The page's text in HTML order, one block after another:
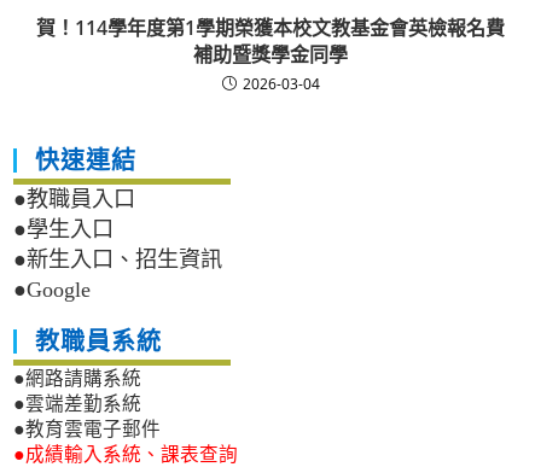
賀！114學年度第1學期榮獲本校文教基金會英檢報名費
補助暨獎學金同學
2026-03-04
快速連結
●教職員入口
●學生入口
●新生入口、招生資訊
●Google
教職員系統
●網路請購系統
●雲端差勤系統
●教育雲電子郵件
●成績輸入系統、課表查詢